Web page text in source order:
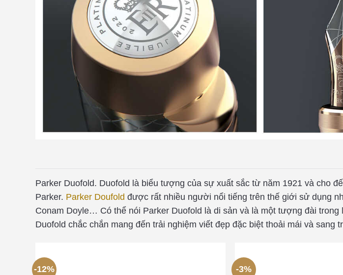
Parker Duofold. Duofold là biểu tượng của sự xuất sắc từ năm 1921 và cho
Parker. Parker Doufold được rất nhiều người nổi tiếng trên thế giới sử dụng
Conam Doyle… Có thể nói Parker Duofold là di sản và là một tượng đài
Duofold chắc chắn mang đến trải nghiệm viết đẹp đặc biệt thoải mái và sang
-12% -3%